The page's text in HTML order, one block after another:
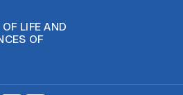
LIFE AND
OF